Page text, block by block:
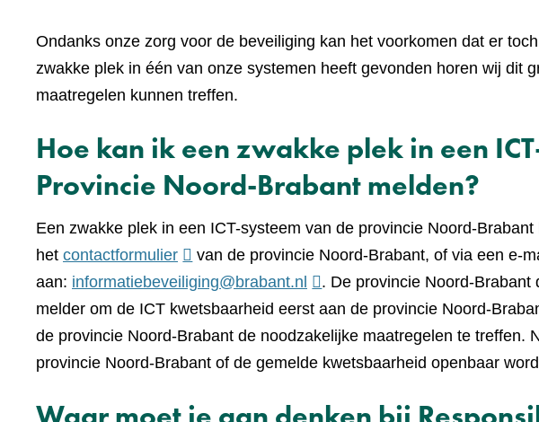
Ondanks onze zorg voor de beveiliging kan het voorkomen dat er
zwakke plek in één van onze systemen heeft gevonden horen wij dit
maatregelen kunnen treffen.
Hoe kan ik een zwakke plek in een
Provincie Noord-Brabant melden?
Een zwakke plek in een ICT-systeem van de provincie Noord-
het contactformulier(verwijst
naar
een
andere
website)
van de provincie Noord-Brabant, of via een e-
aan: informatiebeveiliging@brabant.nl
. De provincie Noord-
melder om de ICT kwetsbaarheid eerst aan de provincie Noord-
de provincie Noord-Brabant de noodzakelijke maatregelen te treffen.
provincie Noord-Brabant of de gemelde kwetsbaarheid openbaar